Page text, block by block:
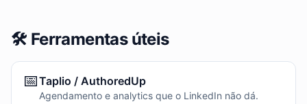
🛠️ Ferramentas úteis
📅Taplio / AuthoredUp
Agendamento e analytics que o LinkedIn não dá.